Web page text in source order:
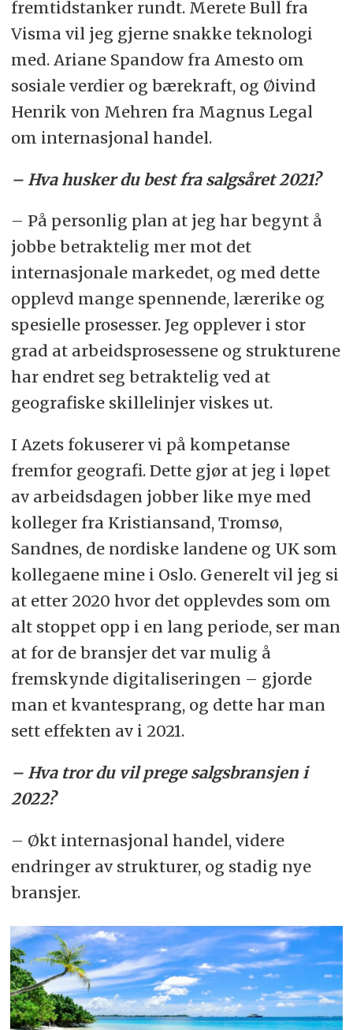
fremtidstanker rundt. Merete Bull fra
Visma vil jeg gjerne snakke teknologi
med. Ariane Spandow fra Amesto om
sosiale verdier og bærekraft, og Øivind
Henrik von Mehren fra Magnus Legal
om internasjonal handel.
– Hva husker du best fra salgsåret 2021?
– På personlig plan at jeg har begynt å
jobbe betraktelig mer mot det
internasjonale markedet, og med dette
opplevd mange spennende, lærerike og
spesielle prosesser. Jeg opplever i stor
grad at arbeidsprosessene og strukturene
har endret seg betraktelig ved at
geografiske skillelinjer viskes ut.
I Azets fokuserer vi på kompetanse
fremfor geografi. Dette gjør at jeg i løpet
av arbeidsdagen jobber like mye med
kolleger fra Kristiansand, Tromsø,
Sandnes, de nordiske landene og UK som
kollegaene mine i Oslo. Generelt vil jeg si
at etter 2020 hvor det opplevdes som om
alt stoppet opp i en lang periode, ser man
at for de bransjer det var mulig å
fremskynde digitaliseringen – gjorde
man et kvantesprang, og dette har man
sett effekten av i 2021.
– Hva tror du vil prege salgsbransjen i
2022?
– Økt internasjonal handel, videre
endringer av strukturer, og stadig nye
bransjer.